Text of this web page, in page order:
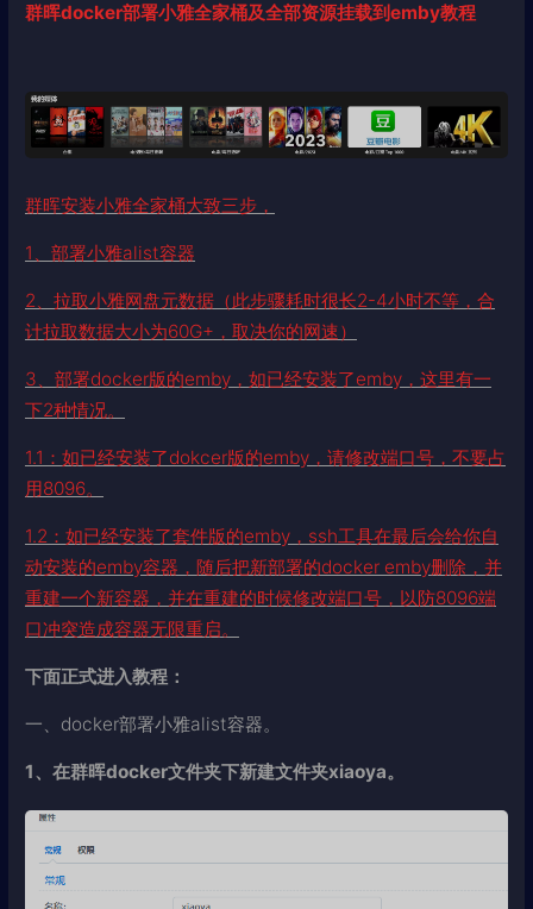
群晖docker部署小雅全家桶及全部资源挂载到emby教程
群晖安装小雅全家桶大致三步，
1、部署小雅alist容器
2、拉取小雅网盘元数据（此步骤耗时很长2-4小时不等，合
计拉取数据大小为60G+，取决你的网速）
3、部署docker版的emby，如已经安装了emby，这里有一
下2种情况。
1.1：如已经安装了dokcer版的emby，请修改端口号，不要占
用8096。
1.2：如已经安装了套件版的emby，ssh工具在最后会给你自
动安装的emby容器，随后把新部署的docker emby删除，并
重建一个新容器，并在重建的时候修改端口号，以防8096端
口冲突造成容器无限重启。
下面正式进入教程：
一、docker部署小雅alist容器。
1、在群晖docker文件夹下新建文件夹xiaoya。